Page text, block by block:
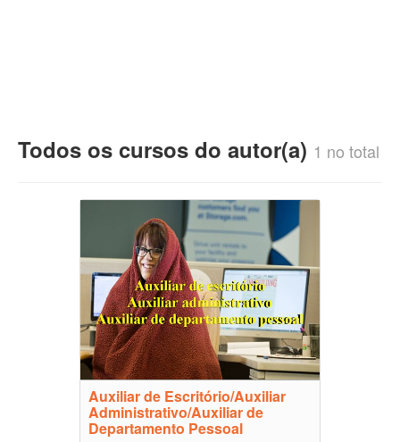
Todos os cursos do autor(a) 1 no total
Auxiliar de Escritório/Auxiliar
Administrativo/Auxiliar de
Departamento Pessoal